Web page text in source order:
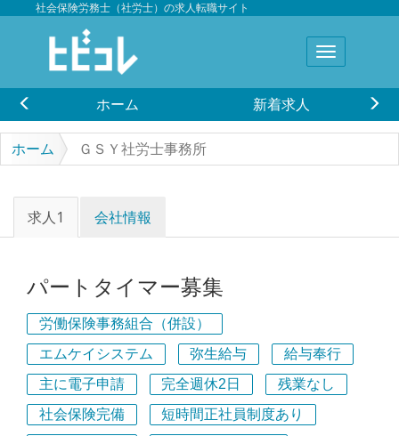
社会保険労務士（社労士）の求人転職サイト
ホーム 新着求人
ホーム ＧＳＹ社労士事務所
求人1 会社情報
パートタイマー募集
労働保険事務組合（併設）
エムケイシステム
弥生給与
給与奉行
主に電子申請
完全週休2日
残業なし
社会保険完備
短時間正社員制度あり